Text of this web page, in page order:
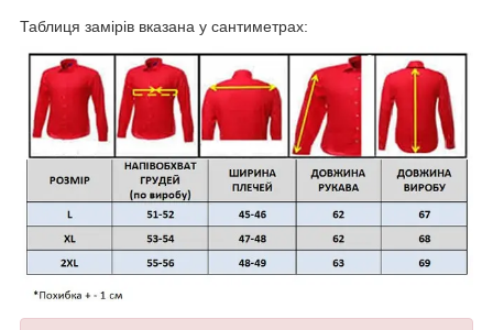
Таблиця замірів вказана у сантиметрах: